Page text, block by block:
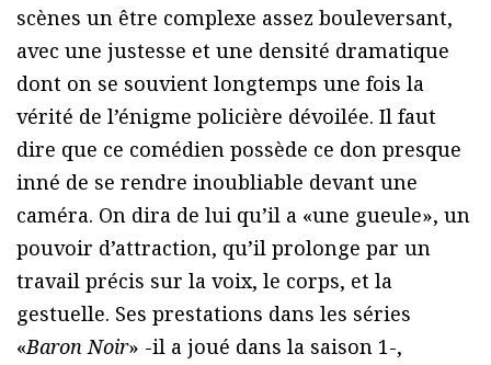
scènes un être complexe assez bouleversant,
avec une justesse et une densité dramatique
dont on se souvient longtemps une fois la
vérité de l’énigme policière dévoilée. Il faut
dire que ce comédien possède ce don presque
inné de se rendre inoubliable devant une
caméra. On dira de lui qu’il a «une gueule», un
pouvoir d’attraction, qu’il prolonge par un
travail précis sur la voix, le corps, et la
gestuelle. Ses prestations dans les séries
«Baron Noir» -il a joué dans la saison 1-,